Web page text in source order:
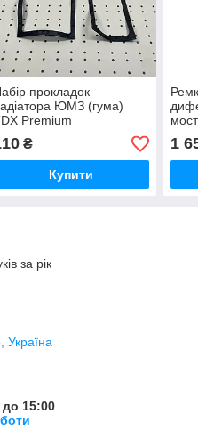
прокладок
ЮМЗ (гума)
Premium
₴
Купити
1
за рік
Україна
до 15:00